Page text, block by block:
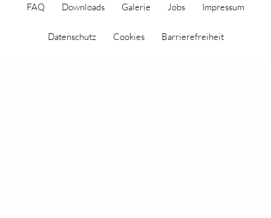
FAQ Downloads Galerie Jobs Impressum
Datenschutz Cookies Barrierefreiheit